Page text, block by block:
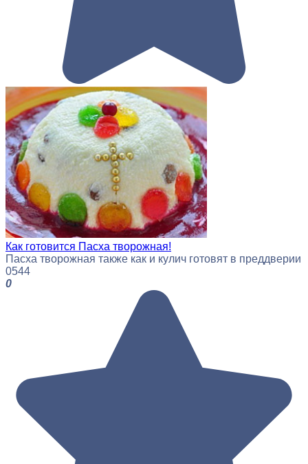
Как готовится Пасха творожная!
Пасха творожная также как и кулич готовят в преддверии
0544
0